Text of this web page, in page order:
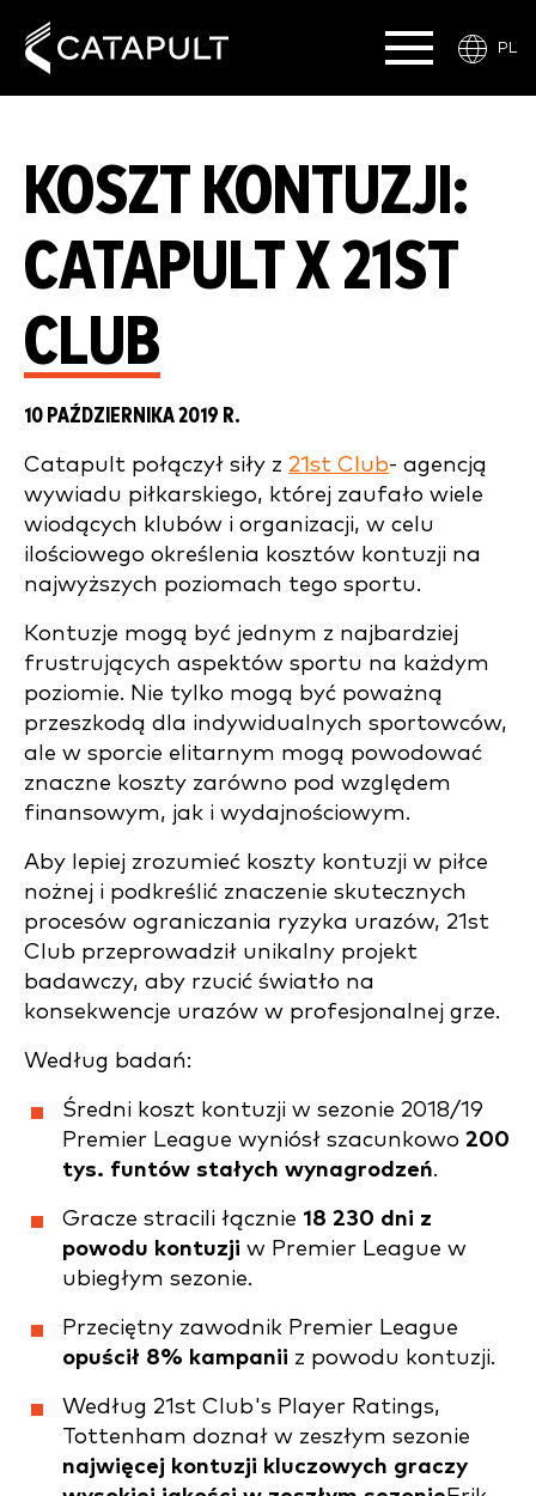
PL
KOSZT KONTUZJI:
CATAPULT X 21ST
CLUB
10 PAŹDZIERNIKA 2019 R.
Catapult połączył siły z 21st Club- agencją
wywiadu piłkarskiego, której zaufało wiele
wiodących klubów i organizacji, w celu
ilościowego określenia kosztów kontuzji na
najwyższych poziomach tego sportu.
Kontuzje mogą być jednym z najbardziej
frustrujących aspektów sportu na każdym
poziomie. Nie tylko mogą być poważną
przeszkodą dla indywidualnych sportowców,
ale w sporcie elitarnym mogą powodować
znaczne koszty zarówno pod względem
finansowym, jak i wydajnościowym.
Aby lepiej zrozumieć koszty kontuzji w piłce
nożnej i podkreślić znaczenie skutecznych
procesów ograniczania ryzyka urazów, 21st
Club przeprowadził unikalny projekt
badawczy, aby rzucić światło na
konsekwencje urazów w profesjonalnej grze.
Według badań:
Średni koszt kontuzji w sezonie 2018/19
Premier League wyniósł szacunkowo 200
tys. funtów stałych wynagrodzeń.
Gracze stracili łącznie 18 230 dni z
powodu kontuzji w Premier League w
ubiegłym sezonie.
Przeciętny zawodnik Premier League
opuścił 8% kampanii z powodu kontuzji.
Według 21st Club's Player Ratings,
Tottenham doznał w zeszłym sezonie
najwięcej kontuzji kluczowych graczy